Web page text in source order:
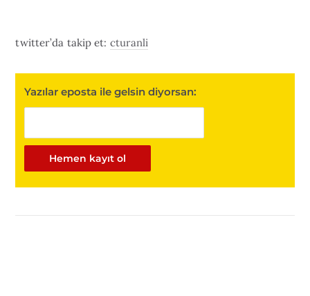
twitter’da takip et: cturanli
Yazılar eposta ile gelsin diyorsan: